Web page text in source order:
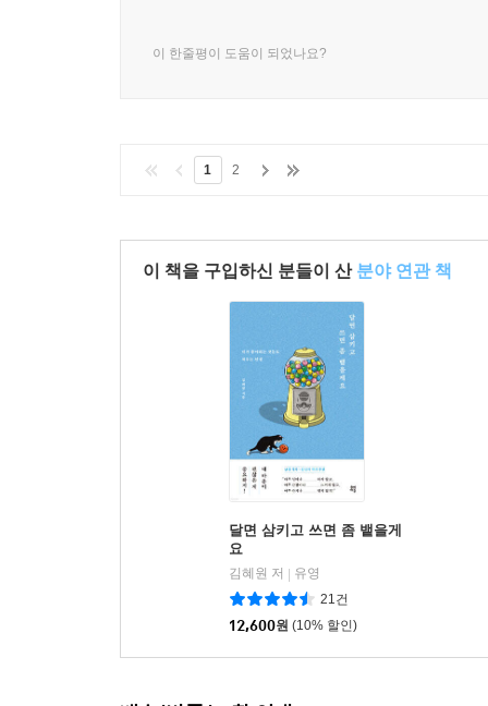
이 한줄평이 도움이 되었나요?
1 2
이 책을 구입하신 분들이 산 분야 연관 책
달면 삼키고 쓰면 좀 뱉을게
요
김혜원 저
유영
21건
12,600원 (10% 할인)